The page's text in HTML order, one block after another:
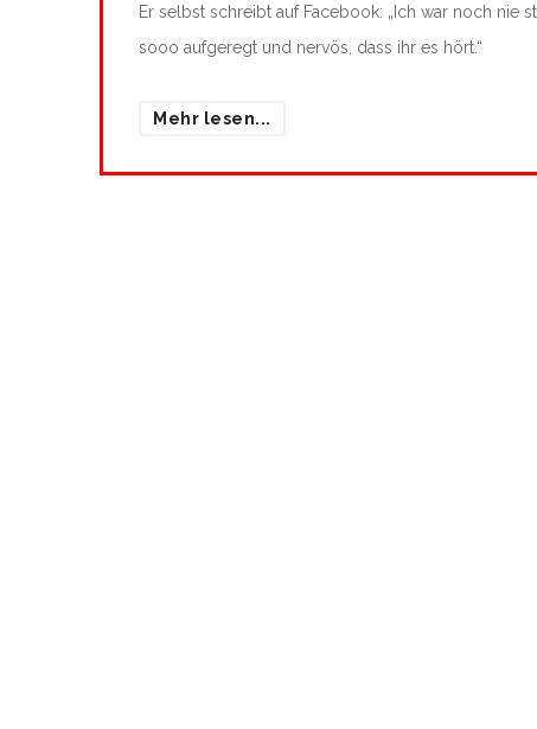
Er selbst schreibt auf Facebook: „Ich war noch nie
sooo aufgeregt und nervös, dass ihr es hört.“
Mehr lesen...